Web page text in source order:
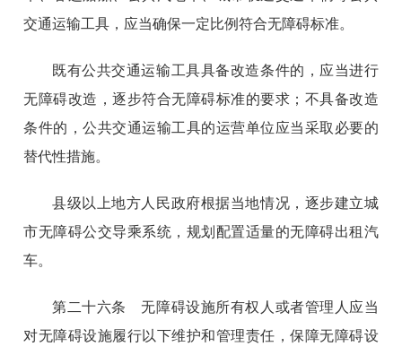
交通运输工具，应当确保一定比例符合无障碍标准。
既有公共交通运输工具具备改造条件的，应当进行
无障碍改造，逐步符合无障碍标准的要求；不具备改造
条件的，公共交通运输工具的运营单位应当采取必要的
替代性措施。
县级以上地方人民政府根据当地情况，逐步建立城
市无障碍公交导乘系统，规划配置适量的无障碍出租汽
车。
第二十六条 无障碍设施所有权人或者管理人应当
对无障碍设施履行以下维护和管理责任，保障无障碍设